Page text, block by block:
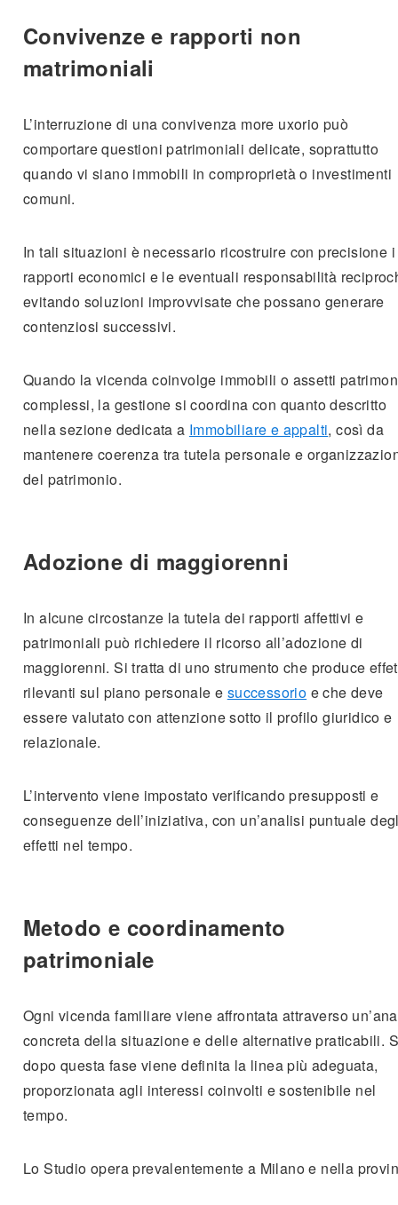
Convivenze e rapporti non
matrimoniali
L’interruzione di una convivenza more uxorio può
comportare questioni patrimoniali delicate, soprattutto
quando vi siano immobili in comproprietà o investimenti
comuni.
In tali situazioni è necessario ricostruire con precisione i
rapporti economici e le eventuali responsabilità
evitando soluzioni improvvisate che possano generare
contenziosi successivi.
Quando la vicenda coinvolge immobili o assetti
complessi, la gestione si coordina con quanto descritto
nella sezione dedicata a Immobiliare e appalti, così da
mantenere coerenza tra tutela personale e
del patrimonio.
Adozione di maggiorenni
In alcune circostanze la tutela dei rapporti affettivi e
patrimoniali può richiedere il ricorso all’adozione di
maggiorenni. Si tratta di uno strumento che produce
rilevanti sul piano personale e successorio e che deve
essere valutato con attenzione sotto il profilo giuridico e
relazionale.
L’intervento viene impostato verificando presupposti e
conseguenze dell’iniziativa, con un’analisi puntuale
effetti nel tempo.
Metodo e coordinamento
patrimoniale
Ogni vicenda familiare viene affrontata attraverso
concreta della situazione e delle alternative praticabili.
dopo questa fase viene definita la linea più adeguata,
proporzionata agli interessi coinvolti e sostenibile nel
tempo.
Lo Studio opera prevalentemente a Milano e nella